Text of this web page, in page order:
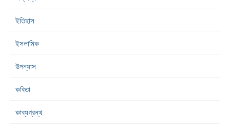
ইতিহাস
ইসলামিক
উপন্যাস
কবিতা
কাব্যগ্রন্থ